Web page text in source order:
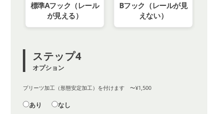
標準Aフック（レール
が見える）
Bフック（レールが見
えない）
ステップ4
オプション
プリーツ加工（形態安定加工）を付けます 〜¥1,500
あり なし